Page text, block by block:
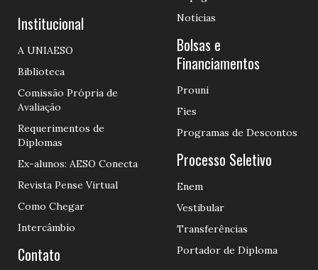
Institucional
A UNIAESO
Biblioteca
Comissão Própria de
Avaliação
Requerimentos de
Diplomas
Ex-alunos: AESO Conecta
Revista Pense Virtual
Como Chegar
Intercâmbio
Contato
Notícias
Bolsas e
Financiamentos
Prouni
Fies
Programas de Descontos
Processo Seletivo
Enem
Vestibular
Transferências
Portador de Diploma